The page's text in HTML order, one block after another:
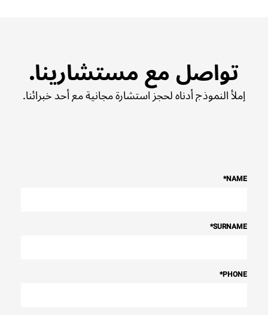
تواصل مع مستشارينا.
إملأ النموذج أدناه لحجز استشارة مجانية مع أحد خبرائنا.
NAME
*
SURNAME
*
PHONE
*